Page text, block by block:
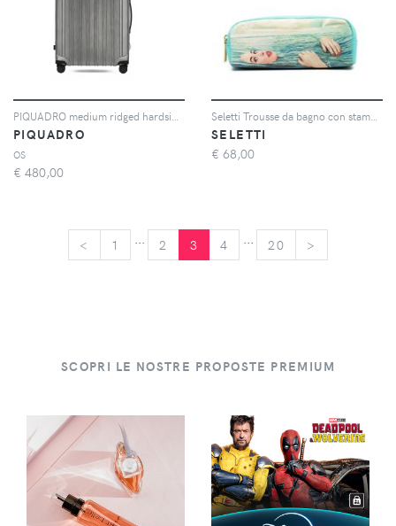
PIQUADRO
OS
€ 480,00
SELETTI
€ 68,00
< 1 ... 2 3 4 ... 20 >
SCOPRI LE NOSTRE PROPOSTE PREMIUM